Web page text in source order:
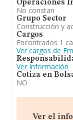
Operaciones
No constan
Grupo Sector
Construcción y
Cargos
Encontrados 1
Ver cargos de
Ver Información
Cotiza en
NO
Ver el